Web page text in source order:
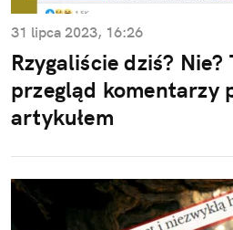
31 lipca 2023, 16:26
Rzygaliście dziś?
przegląd komentarzy
artykułem